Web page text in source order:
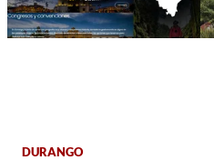
DURANGO